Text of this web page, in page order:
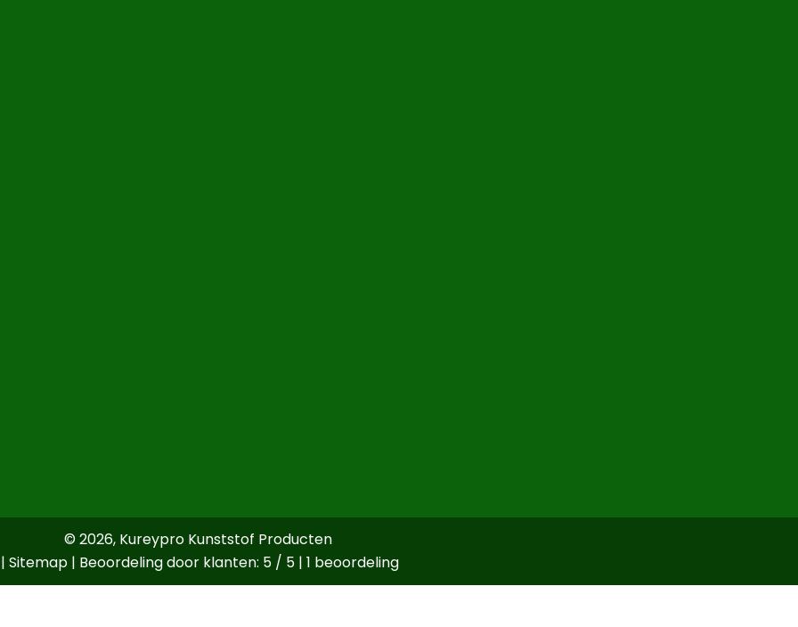
© 2026, Kureypro Kunststof Producten
| Sitemap| Beoordeling door klanten: 5 / 5 | 1 beoordeling